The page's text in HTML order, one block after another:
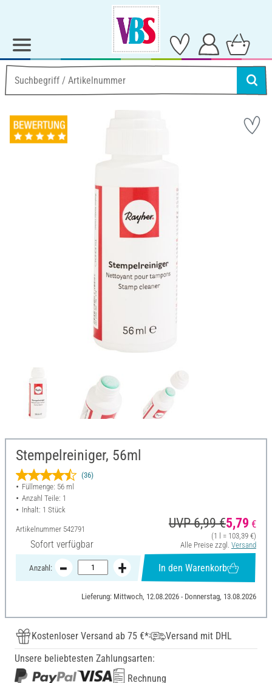
Stempelreiniger, 56ml
(36)
Füllmenge: 56 ml
Anzahl Teile: 1
Inhalt: 1 Stück
Artikelnummer 542791
Sofort verfügbar
UVP 6,99 €5,79 €
(1 l = 103,39 €)
Alle Preise zzgl. Versand
Anzahl: In den Warenkorb
Lieferung: Mittwoch, 12.08.2026 - Donnerstag, 13.08.2026
Kostenloser Versand ab 75 €*
Versand mit DHL
Unsere beliebtesten Zahlungsarten:
Rechnung